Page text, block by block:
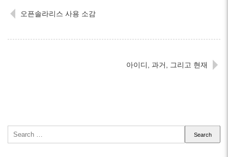
오픈솔라리스 사용 소감
아이디, 과거, 그리고 현재
for: